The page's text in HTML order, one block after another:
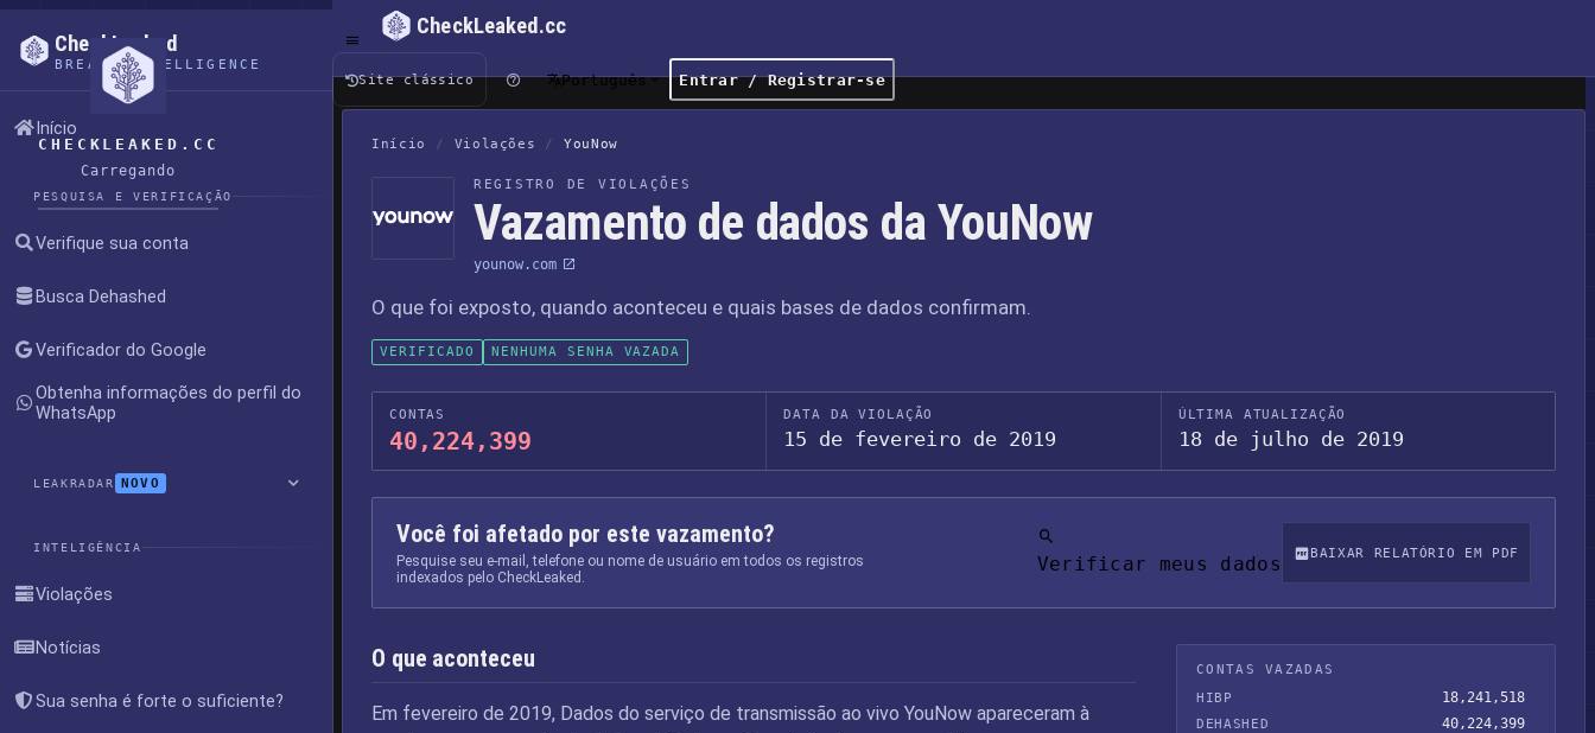
CHECKLEAKED.CC
Carregando
CheckLeaked
BREACH INTELLIGENCE
Início
PESQUISA E VERIFICAÇÃO
Verifique sua conta
Busca Dehashed
Verificador do Google
Obtenha informações do perfil do
WhatsApp
LEAKRADAR NOVO
INTELIGÊNCIA
Violações
Notícias
Sua senha é forte o suficiente?
CheckLeaked.cc
Site clássico Português Entrar / Registrar-se
Início / Violações / YouNow
REGISTRO DE VIOLAÇÕES
Vazamento de dados da YouNow
younow.com
O que foi exposto, quando aconteceu e quais bases de dados confirmam.
VERIFICADO NENHUMA SENHA VAZADA
CONTAS
40,224,399
DATA DA VIOLAÇÃO
15 de fevereiro de 2019
ÚLTIMA ATUALIZAÇÃO
18 de julho de 2019
Você foi afetado por este vazamento?
Pesquise seu e-mail, telefone ou nome de usuário em todos os registros
indexados pelo CheckLeaked.
Verificar meus dados BAIXAR RELATÓRIO EM PDF
O que aconteceu
Em fevereiro de 2019, Dados do serviço de transmissão ao vivo YouNow apareceram à
CONTAS VAZADAS
HIBP
18,241,518
DEHASHED 40,224,399